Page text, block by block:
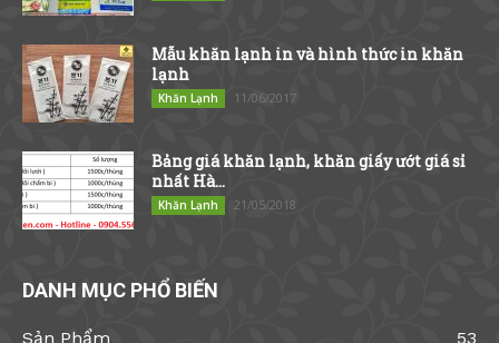
Mẫu khăn lạnh in và hình thức in khăn
lạnh
Khăn Lạnh 11/06/2017
Bảng giá khăn lạnh, khăn giấy ướt giá sỉ
nhất Hà...
Khăn Lạnh 21/05/2018
DANH MỤC PHỔ BIẾN
Sản Phẩm
53